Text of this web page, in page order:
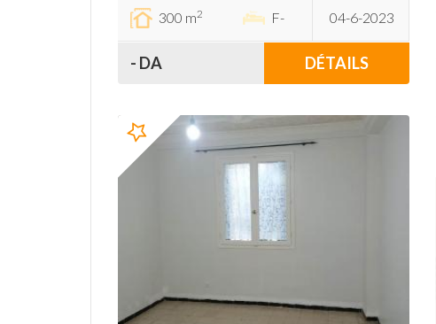
300 m2 F- 04-6-2023
- DA DÉTAILS